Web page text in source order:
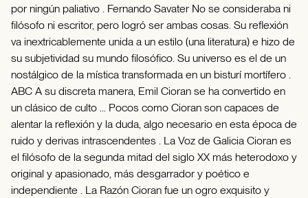
por ningún paliativo . Fernando Savater No se consideraba ni
filósofo ni escritor, pero logró ser ambas cosas. Su reflexión
va inextricablemente unida a un estilo (una literatura) e hizo de
su subjetividad su mundo filosófico. Su universo es el de un
nostálgico de la mística transformada en un bisturí mortífero .
ABC A su discreta manera, Emil Cioran se ha convertido en
un clásico de culto ... Pocos como Cioran son capaces de
alentar la reflexión y la duda, algo necesario en esta época de
ruido y derivas intrascendentes . La Voz de Galicia Cioran es
el filósofo de la segunda mitad del siglo XX más heterodoxo y
original y apasionado, más desgarrador y poético e
independiente . La Razón Cioran fue un ogro exquisito y